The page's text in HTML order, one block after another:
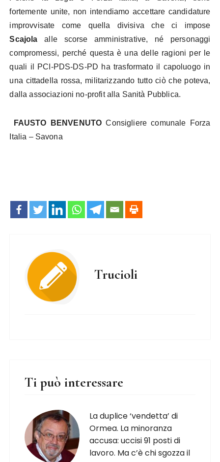
fortemente unite, non intendiamo accettare candidature
improvvisate come quella divisiva che ci impose
Scajola alle scorse amministrative, né personaggi
compromessi, perché questa è una delle ragioni per le
quali il PCI-PDS-DS-PD ha trasformato il capoluogo in
una cittadella rossa, militarizzando tutto ciò che poteva,
dalla associazioni no-profit alla Sanità Pubblica.
FAUSTO BENVENUTO Consigliere comunale
Forza
Italia – Savona
Trucioli
Ti può interessare
La duplice ‘vendetta’ di
Ormea. La minoranza
accusa: uccisi 91 posti di
lavoro. Ma c’è chi sgozza il